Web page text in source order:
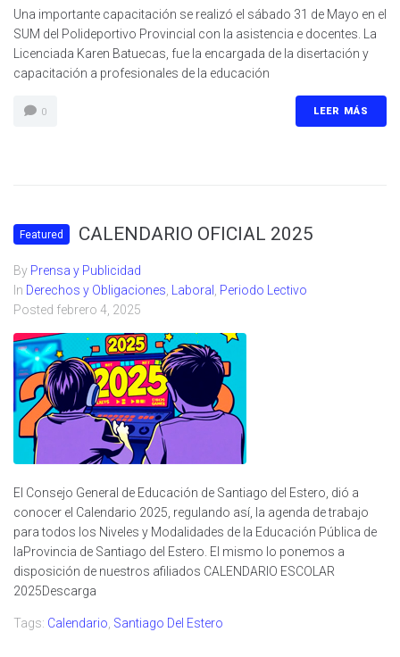
Una importante capacitación se realizó el sábado 31 de Mayo en el
SUM del Polideportivo Provincial con la asistencia e docentes. La
Licenciada Karen Batuecas, fue la encargada de la disertación y
capacitación a profesionales de la educación
0 LEER MÁS
Featured CALENDARIO OFICIAL 2025
By Prensa y Publicidad
In Derechos y Obligaciones, Laboral , Periodo Lectivo
Posted febrero 4, 2025
El Consejo General de Educación de Santiago del Estero, dió a
conocer el Calendario 2025, regulando así, la agenda de trabajo
para todos los Niveles y Modalidades de la Educación Pública de
laProvincia de Santiago del Estero. El mismo lo ponemos a
disposición de nuestros afiliados CALENDARIO ESCOLAR
2025Descarga
Tags: Calendario, Santiago Del Estero